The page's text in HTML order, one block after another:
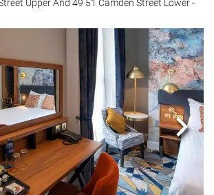
Upper And 49 51 Camden Street Lower -